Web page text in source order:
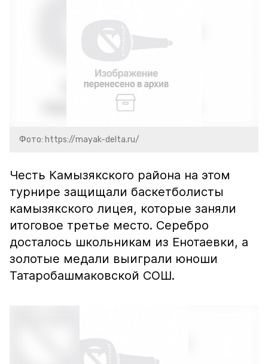
Фото: https://mayak-delta.ru/
Честь Камызякского района на этом
турнире защищали баскетболисты
камызякского лицея, которые заняли
итоговое третье место. Серебро
досталось школьникам из Енотаевки, а
золотые медали выиграли юноши
Татаробашмаковской СОШ.